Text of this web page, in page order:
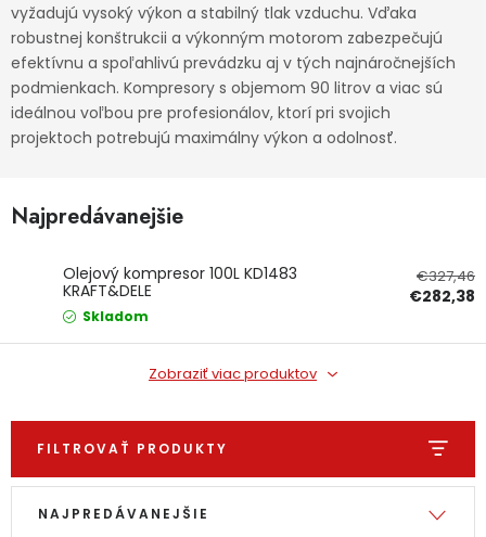
Domácnosť
Ochranné pracovné pomôcky
Vianoce
Hodnotenie obchodu
Doprava a platba Váš zákaznícky účet
vyžadujú vysoký výkon a stabilný tlak vzduchu. Vďaka
robustnej konštrukcii a výkonným motorom zabezpečujú
efektívnu a spoľahlivú prevádzku aj v tých najnáročnejších
podmienkach. Kompresory s objemom 90 litrov a viac sú
ideálnou voľbou pre profesionálov, ktorí pri svojich
projektoch potrebujú maximálny výkon a odolnosť.
Najpredávanejšie
Olejový kompresor 100L KD1483
KRAFT&DELE
€327,46
€282,38
Skladom
Zobraziť viac produktov
FILTROVAŤ PRODUKTY
Výpis produktov
Radenie produktov
NAJPREDÁVANEJŠIE